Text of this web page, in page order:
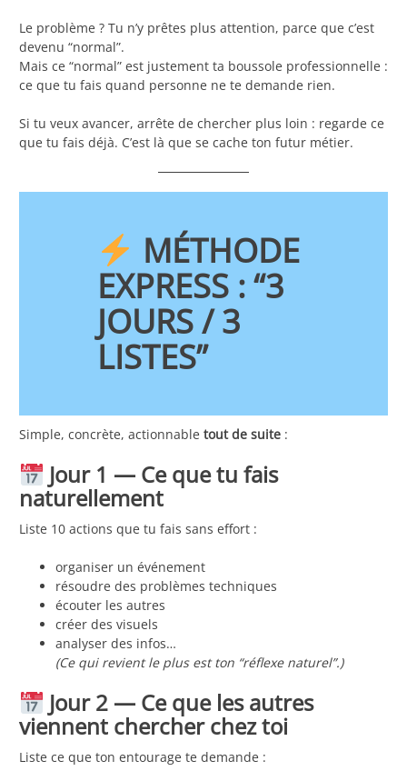
Le problème ? Tu n’y prêtes plus attention, parce que c’est
devenu “normal”.
Mais ce “normal” est justement ta boussole professionnelle :
ce que tu fais quand personne ne te demande rien.
Si tu veux avancer, arrête de chercher plus loin : regarde ce
que tu fais déjà. C’est là que se cache ton futur métier.
MÉTHODE
EXPRESS : “3
JOURS / 3
LISTES”
Simple, concrète, actionnable tout de suite :
Jour 1 — Ce que tu fais
naturellement
Liste 10 actions que tu fais sans effort :
organiser un événement
résoudre des problèmes techniques
écouter les autres
créer des visuels
analyser des infos…
(Ce qui revient le plus est ton “réflexe naturel”.)
Jour 2 — Ce que les autres
viennent chercher chez toi
Liste ce que ton entourage te demande :